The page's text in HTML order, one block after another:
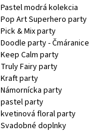
Pastel modrá kolekcia
Pop Art Superhero party
Pick & Mix party
Doodle party - Čmáranice
Keep Calm party
Truly Fairy party
Kraft party
Námornícka party
pastel party
kvetinová floral party
Svadobné doplnky